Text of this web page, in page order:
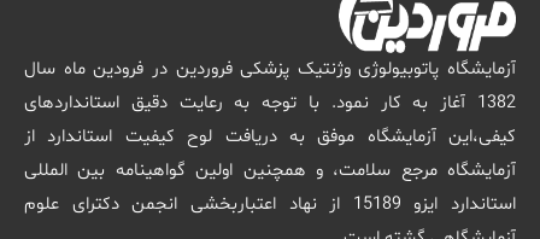
آزمایشگاه پاتوبیولوژی وژنتیک پزشکی فروردین در فرودین ماه سال
1382 آغاز به کار نمود. با توجه به رعایت دقیق استانداردهای
کیفی،این آزمایشگاه موفق به دریافت لوح کیفیت استاندارد از
آزمایشگاه مرجع سلامت، و همچنین اولین گواهینامه بین المللی
استاندارد ایزو 15189 از نهاد اعتباربخشی انجمن دکترای علوم